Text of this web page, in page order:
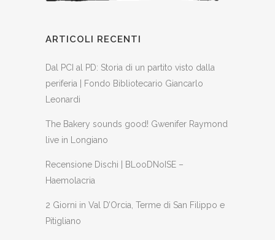
ARTICOLI RECENTI
Dal PCI al PD: Storia di un partito visto dalla
periferia | Fondo Bibliotecario Giancarlo
Leonardi
The Bakery sounds good! Gwenifer Raymond
live in Longiano
Recensione Dischi | BLooDNoISE –
Haemolacria
2 Giorni in Val D’Orcia, Terme di San Filippo e
Pitigliano